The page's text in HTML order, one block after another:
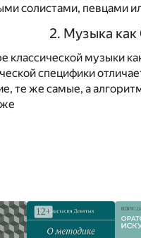
солистами, певцами
2. Музыка как
классической музыки
специфики
те же самые, а